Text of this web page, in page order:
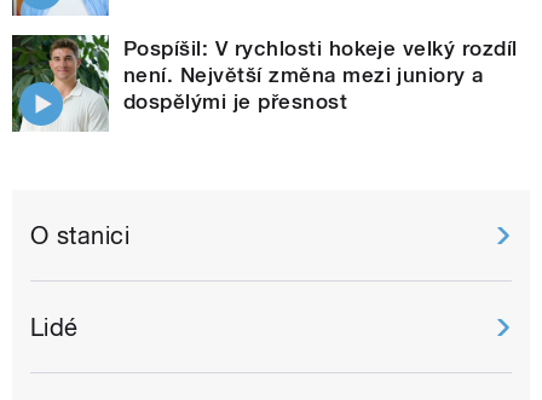
Pospíšil: V rychlosti hokeje velký rozdíl
není. Největší změna mezi juniory a
dospělými je přesnost
O stanici
Lidé